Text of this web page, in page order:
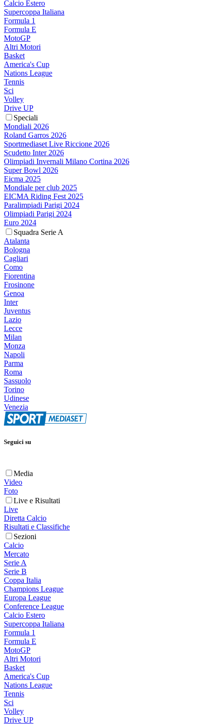
Calcio Estero
Supercoppa Italiana
Formula 1
Formula E
MotoGP
Altri Motori
Basket
America's Cup
Nations League
Tennis
Sci
Volley
Drive UP
Speciali
Mondiali 2026
Roland Garros 2026
Sportmediaset Live Riccione 2026
Scudetto Inter 2026
Olimpiadi Invernali Milano Cortina 2026
Super Bowl 2026
Eicma 2025
Mondiale per club 2025
EICMA Riding Fest 2025
Paralimpiadi Parigi 2024
Olimpiadi Parigi 2024
Euro 2024
Squadra Serie A
Atalanta
Bologna
Cagliari
Como
Fiorentina
Frosinone
Genoa
Inter
Juventus
Lazio
Lecce
Milan
Monza
Napoli
Parma
Roma
Sassuolo
Torino
Udinese
Venezia
Seguici su
Media
Video
Foto
Live e Risultati
Live
Diretta Calcio
Risultati e Classifiche
Sezioni
Calcio
Mercato
Serie A
Serie B
Coppa Italia
Champions League
Europa League
Conference League
Calcio Estero
Supercoppa Italiana
Formula 1
Formula E
MotoGP
Altri Motori
Basket
America's Cup
Nations League
Tennis
Sci
Volley
Drive UP